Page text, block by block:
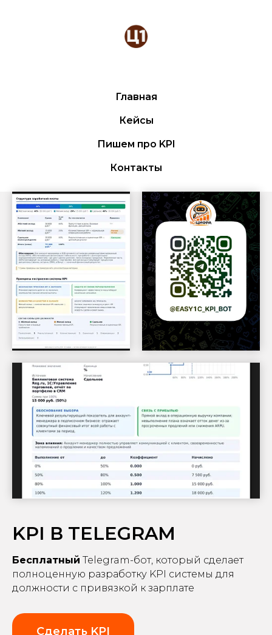
Главная
Кейсы
Пишем про KPI
Контакты
KPI В TELEGRAM
Бесплатный Telegram-бот, который сделает
полноценную разработку KPI системы для
должности с привязкой к зарплате
Сделать KPI